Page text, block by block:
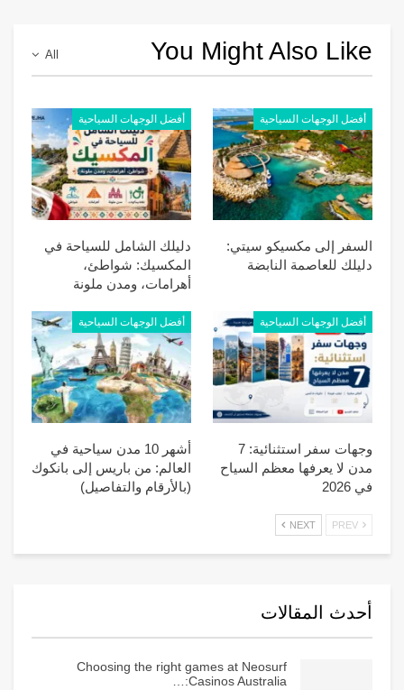
All You Might Also Like
أفضل الوجهات السياحية
السفر إلى مكسيكو سيتي:
دليلك للعاصمة النابضة
أفضل الوجهات السياحية
دليلك الشامل للسياحة في
المكسيك: شواطئ،
أهرامات، ومدن ملونة
أفضل الوجهات السياحية
وجهات سفر استثنائية: 7
مدن لا يعرفها معظم السياح
في 2026
أفضل الوجهات السياحية
أشهر 10 مدن سياحية في
العالم: من باريس إلى بانكوك
(بالأرقام والتفاصيل)
NEXT
أحدث المقالات
Choosing the right games at Neosurf
Casinos Australia:…